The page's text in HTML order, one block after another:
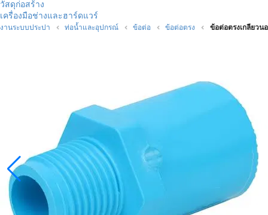
วัสดุก่อสร้าง
เครื่องมือช่างและฮาร์ดแวร์
งานระบบประปา ท่อน้ำและอุปกรณ์ ข้อต่อ ข้อต่อตรง ข้อต่อตรงเกลียวน